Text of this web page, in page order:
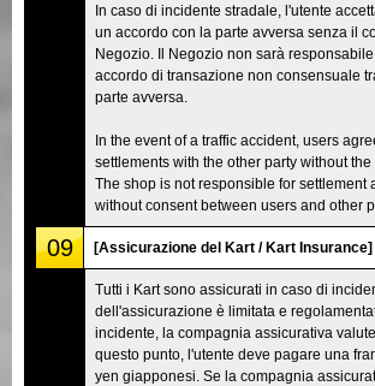
In caso di incidente stradale, l'utente
un accordo con la parte avversa senza il
Negozio. Il Negozio non sarà
accordo di transazione non consensuale
parte avversa.
In the event of a traffic accident, users
settlements with the other party without the
The shop is not responsible for settlement
without consent between users and other
09 [Assicurazione del Kart / Kart Insurance]
Tutti i Kart sono assicurati in caso di
dell'assicurazione è limitata e
incidente, la compagnia assicurativa
questo punto, l'utente deve pagare una
yen giapponesi. Se la compagnia